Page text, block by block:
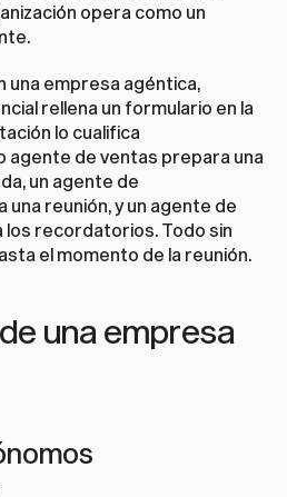
opera como un
una empresa agéntica,
rellena un formulario en la
lo cualifica
de ventas prepara una
un agente de
una reunión, y un agente de
recordatorios. Todo sin
el momento de la reunión.
una empresa